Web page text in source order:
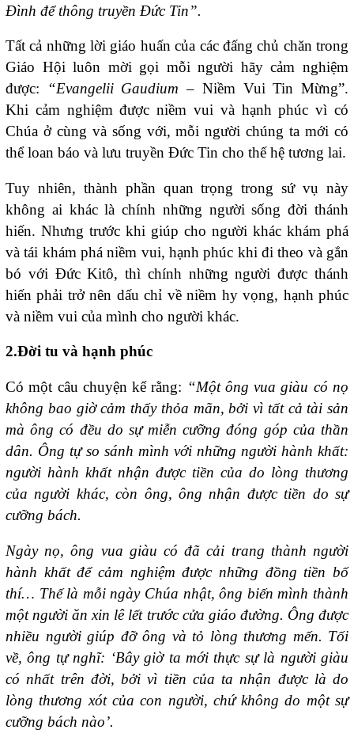
Đình để thông truyền Đức Tin”.
Tất cả những lời giáo huấn của các đấng chủ chăn trong
Giáo Hội luôn mời gọi mỗi người hãy cảm nghiệm
được: “Evangelii Gaudium – Niềm Vui Tin Mừng”.
Khi cảm nghiệm được niềm vui và hạnh phúc vì có
Chúa ở cùng và sống với, mỗi người chúng ta mới có
thể loan báo và lưu truyền Đức Tin cho thế hệ tương lai.
Tuy nhiên, thành phần quan trọng trong sứ vụ này
không ai khác là chính những người sống đời thánh
hiến. Nhưng trước khi giúp cho người khác khám phá
và tái khám phá niềm vui, hạnh phúc khi đi theo và gắn
bó với Đức Kitô, thì chính những người được thánh
hiến phải trở nên dấu chỉ về niềm hy vọng, hạnh phúc
và niềm vui của mình cho người khác.
2.Đời tu và hạnh phúc
Có một câu chuyện kể rằng: “Một ông vua giàu có nọ
không bao giờ cảm thấy thỏa mãn, bởi vì tất cả tài sản
mà ông có đều do sự miễn cưỡng đóng góp của thần
dân. Ông tự so sánh mình với những người hành khất:
người hành khất nhận được tiền của do lòng thương
của người khác, còn ông, ông nhận được tiền do sự
cưỡng bách.
Ngày nọ, ông vua giàu có đã cải trang thành người
hành khất để cảm nghiệm được những đồng tiền bố
thí… Thế là mỗi ngày Chúa nhật, ông biến mình thành
một người ăn xin lê lết trước cửa giáo đường. Ông được
nhiều người giúp đỡ ông và tỏ lòng thương mến. Tối
về, ông tự nghĩ: ‘Bây giờ ta mới thực sự là người giàu
có nhất trên đời, bởi vì tiền của ta nhận được là do
lòng thương xót của con người, chứ không do một sự
cưỡng bách nào’.